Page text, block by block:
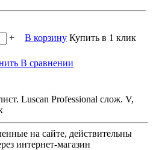
+ В корзину Купить в 1 клик
В сравнении
Luscan Professional слож. V,
на сайте, действительны
интернет-магазин